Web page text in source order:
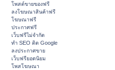
โพสต์ขายของฟรี
ลงโฆษณาสินค้าฟรี
โฆษณาฟรี
ประกาศฟรี
เว็บฟรีไม่จำกัด
ทำ SEO ติด Google
ลงประกาศขาย
เว็บฟรียอดนิยม
โพสโฆษณา